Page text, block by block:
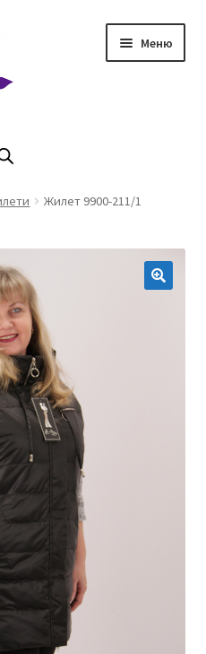
Меню
Жилет 9900-211/1